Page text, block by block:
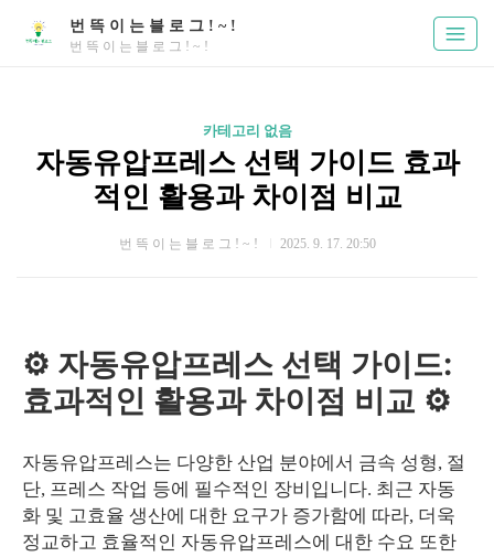
번 뜩 이 는 블 로 그 ! ~ !
번 뜩 이 는 블 로 그 ! ~ !
카테고리 없음
자동유압프레스 선택 가이드 효과
적인 활용과 차이점 비교
번 뜩 이 는 블 로 그 ! ~ ! 2025. 9. 17. 20:50
⚙️ 자동유압프레스 선택 가이드:
효과적인 활용과 차이점 비교 ⚙️
자동유압프레스는 다양한 산업 분야에서 금속 성형, 절
단, 프레스 작업 등에 필수적인 장비입니다. 최근 자동
화 및 고효율 생산에 대한 요구가 증가함에 따라, 더욱
정교하고 효율적인 자동유압프레스에 대한 수요 또한